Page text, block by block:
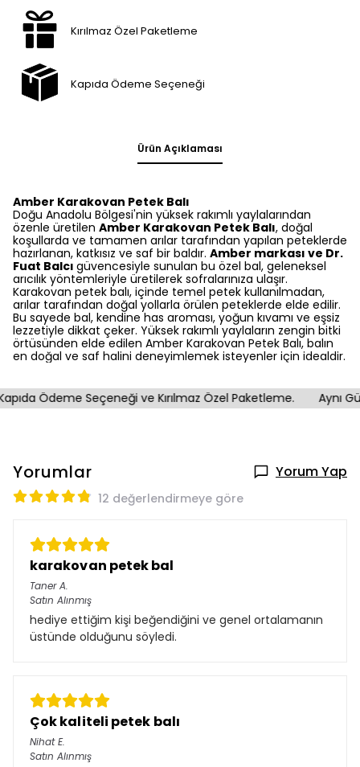
Kırılmaz Özel Paketleme
Kapıda Ödeme Seçeneği
Ürün Açıklaması
Amber Karakovan Petek Balı
Doğu Anadolu Bölgesi'nin yüksek rakımlı yaylalarından
özenle üretilen Amber Karakovan Petek Balı, doğal
koşullarda ve tamamen arılar tarafından yapılan peteklerde
hazırlanan, katkısız ve saf bir baldır. Amber markası ve Dr.
Fuat Balcı güvencesiyle sunulan bu özel bal, geleneksel
arıcılık yöntemleriyle üretilerek sofralarınıza ulaşır.
Karakovan petek balı, içinde temel petek kullanılmadan,
arılar tarafından doğal yollarla örülen peteklerde elde edilir.
Bu sayede bal, kendine has aroması, yoğun kıvamı ve eşsiz
lezzetiyle dikkat çeker. Yüksek rakımlı yaylaların zengin bitki
örtüsünden elde edilen Amber Karakovan Petek Balı, balın
en doğal ve saf halini deneyimlemek isteyenler için idealdir.
Ödeme Seçeneği ve Kırılmaz Özel Paketleme. Aynı
Yorumlar Yorum Yap
12 değerlendirmeye göre
karakovan petek bal
Taner A.
Satın Alınmış
hediye ettiğim kişi beğendiğini ve genel ortalamanın
üstünde olduğunu söyledi.
Çok kaliteli petek balı
Nihat E.
Satın Alınmış